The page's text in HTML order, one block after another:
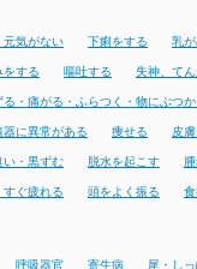
元気がない 下痢をする 乳
をする 嘔吐する 失神、て
・痛がる・ふらつく・物にぶつか
器に異常がある 痩せる 皮
い・黒ずむ 脱水を起こす
ぐ疲れる 頭をよく振る
呼吸器官 寄生病 尾・し